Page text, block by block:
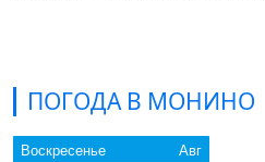
ПОГОДА В МОНИНО
Воскресенье Авг